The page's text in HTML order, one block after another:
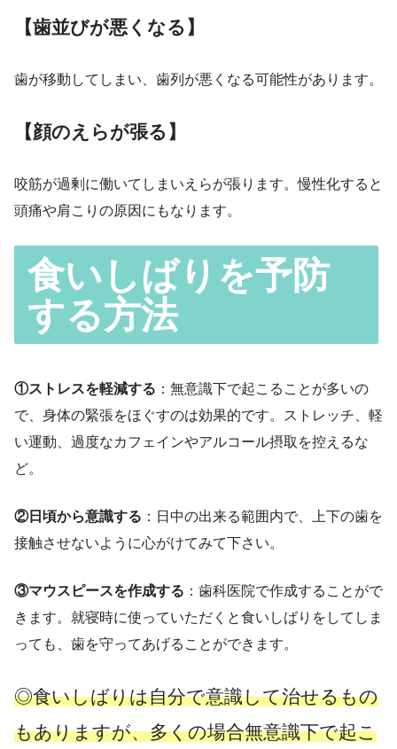
【歯並びが悪くなる】
歯が移動してしまい、歯列が悪くなる可能性があります。
【顔のえらが張る】
咬筋が過剰に働いてしまいえらが張ります。慢性化すると
頭痛や肩こりの原因にもなります。
食いしばりを予防
する方法
①ストレスを軽減する ：無意識下で起こることが多いの
で、身体の緊張をほぐすのは効果的です。ストレッチ、軽
い運動、過度なカフェインやアルコール摂取を控えるな
ど。
②日頃から意識する ：日中の出来る範囲内で、上下の歯を
接触させないように心がけてみて下さい。
③マウスピースを作成する ：歯科医院で作成することがで
きます。就寝時に使っていただくと食いしばりをしてしま
っても、歯を守ってあげることができます。
◎食いしばりは自分で意識して治せるもの
もありますが、多くの場合無意識下で起こ